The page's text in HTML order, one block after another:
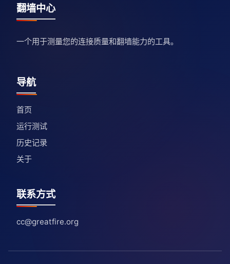
翻墙中心
一个用于测量您的连接质量和翻墙能力的工具。
导航
首页
运行测试
历史记录
关于
联系方式
cc@greatfire.org